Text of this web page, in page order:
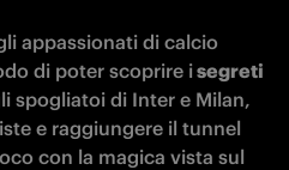
appassionati di calcio
di poter scoprire i segreti
spogliatoi di Inter e Milan,
e raggiungere il tunnel
con la magica vista sul